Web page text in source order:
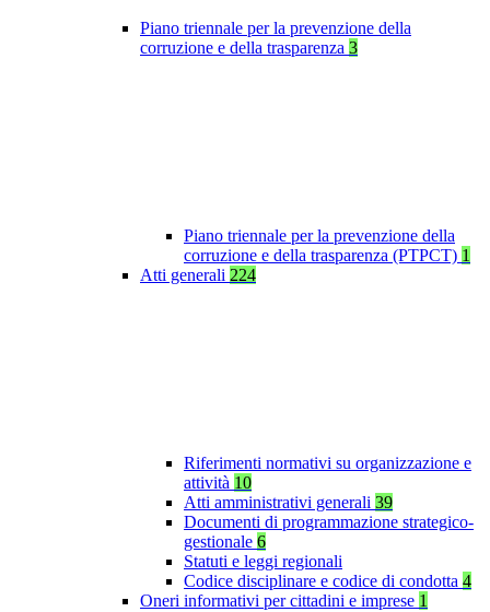
Piano triennale per la prevenzione della
corruzione e della trasparenza 3
Piano triennale per la prevenzione della
corruzione e della trasparenza (PTPCT) 1
Atti generali 224
Riferimenti normativi su organizzazione e
attività 10
Atti amministrativi generali 39
Documenti di programmazione strategico-
gestionale 6
Statuti e leggi regionali
Codice disciplinare e codice di condotta 4
Oneri informativi per cittadini e imprese 1